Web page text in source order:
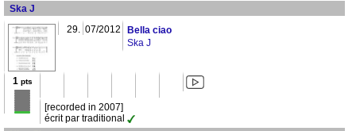
Ska J
29. 07/2012
Bella ciao
Ska J
1 pts
[recorded in 2007]
écrit par traditional